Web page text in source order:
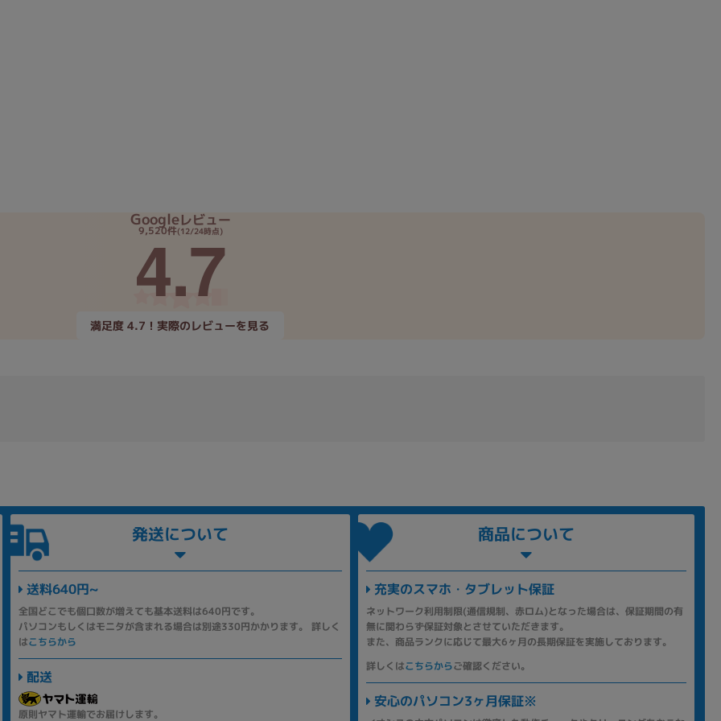
Googleレビュー
9,520件(12/24時点)
4.7
満足度 4.7！実際のレビューを見る
発送について
送料640円~
全国どこでも個口数が増えても基本送料は640円です。
パソコンもしくはモニタが含まれる場合は別途330円かかります。 詳しく
はこちらから
配送
原則ヤマト運輸でお届けします。
商品について
充実のスマホ・タブレット保証
ネットワーク利用制限(通信規制、赤ロム)となった場合は、保証期間の有
無に関わらず保証対象とさせていただきます。
また、商品ランクに応じて最大6ヶ月の長期保証を実施しております。
詳しくはこちらからご確認ください。
安心のパソコン3ヶ月保証※